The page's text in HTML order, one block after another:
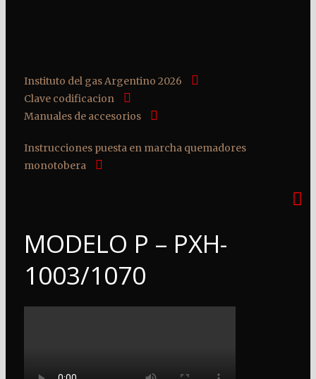
Instituto del gas Argentino 2026
Clave codificacion
Manuales de accesorios
Instrucciones puesta en marcha quemadores
monotobera
MODELO P – PXH-
1003/1070